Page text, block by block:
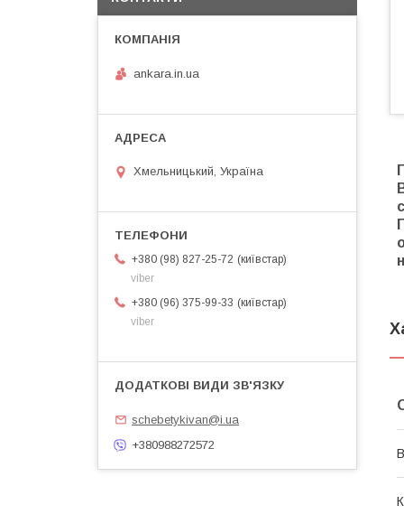
ankara.in.ua
Хмельницький, Україна
+380 (98) 827-25-72
київстар
viber
+380 (96) 375-99-33
київстар
viber
schebetykivan@i.ua
+380988272572